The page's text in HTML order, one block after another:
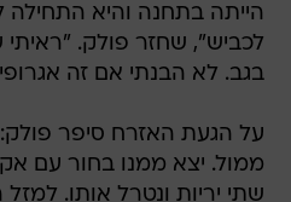
בגב. לא הבנתי אם זה
על הגעת האזרח סיפר
שתי יריות ונטרל אותו.
והוא מיד הגיע וטיפל בה".